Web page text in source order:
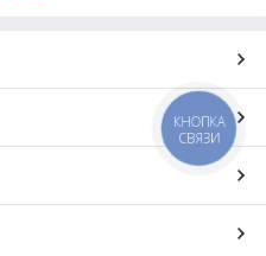
КНОПКА
СВЯЗИ